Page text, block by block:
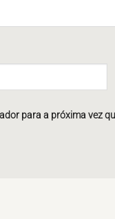
para a próxima vez